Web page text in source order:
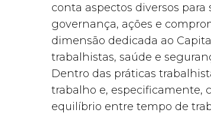
conta aspectos diversos
governança, ações e
dimensão dedicada ao
trabalhistas, saúde e
Dentro das práticas
trabalho e, especificamente,
equilíbrio entre tempo de